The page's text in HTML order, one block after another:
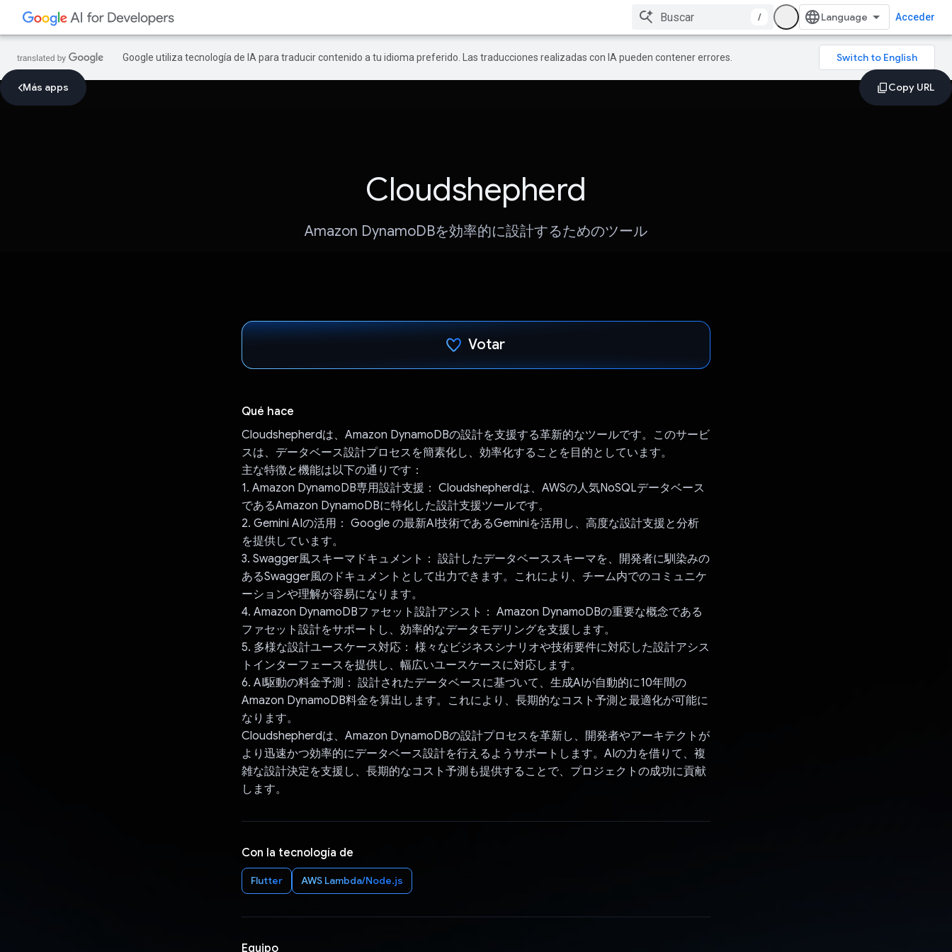
/ Acceder
Google utiliza tecnología de IA para traducir contenido a tu idioma preferido. Las traducciones realizadas con IA pueden contener errores.
Más apps
Cloudshepherd
Amazon DynamoDBを効率的に設計するためのツール
Votar
Qué hace
Cloudshepherdは、Amazon DynamoDBの設計を支援する革新的なツールです。このサービ
スは、データベース設計プロセスを簡素化し、効率化することを目的としています。
主な特徴と機能は以下の通りです：
1. Amazon DynamoDB専用設計支援： Cloudshepherdは、AWSの人気NoSQLデータベース
であるAmazon DynamoDBに特化した設計支援ツールです。
2. Gemini AIの活用： Google の最新AI技術であるGeminiを活用し、高度な設計支援と分析
を提供しています。
3. Swagger風スキーマドキュメント： 設計したデータベーススキーマを、開発者に馴染みの
あるSwagger風のドキュメントとして出力できます。これにより、チーム内でのコミュニケ
ーションや理解が容易になります。
4. Amazon DynamoDBファセット設計アシスト： Amazon DynamoDBの重要な概念である
ファセット設計をサポートし、効率的なデータモデリングを支援します。
5. 多様な設計ユースケース対応： 様々なビジネスシナリオや技術要件に対応した設計アシス
トインターフェースを提供し、幅広いユースケースに対応します。
6. AI駆動の料金予測： 設計されたデータベースに基づいて、生成AIが自動的に10年間の
Amazon DynamoDB料金を算出します。これにより、長期的なコスト予測と最適化が可能に
なります。
Cloudshepherdは、Amazon DynamoDBの設計プロセスを革新し、開発者やアーキテクトが
より迅速かつ効率的にデータベース設計を行えるようサポートします。AIの力を借りて、複
雑な設計決定を支援し、長期的なコスト予測も提供することで、プロジェクトの成功に貢献
します。
Con la tecnología de
Flutter AWS Lambda/Node.js
Equipo